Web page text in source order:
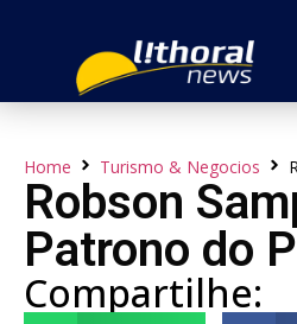
Home Turismo & Negocios
Robson
Patrono do
Compartilhe: